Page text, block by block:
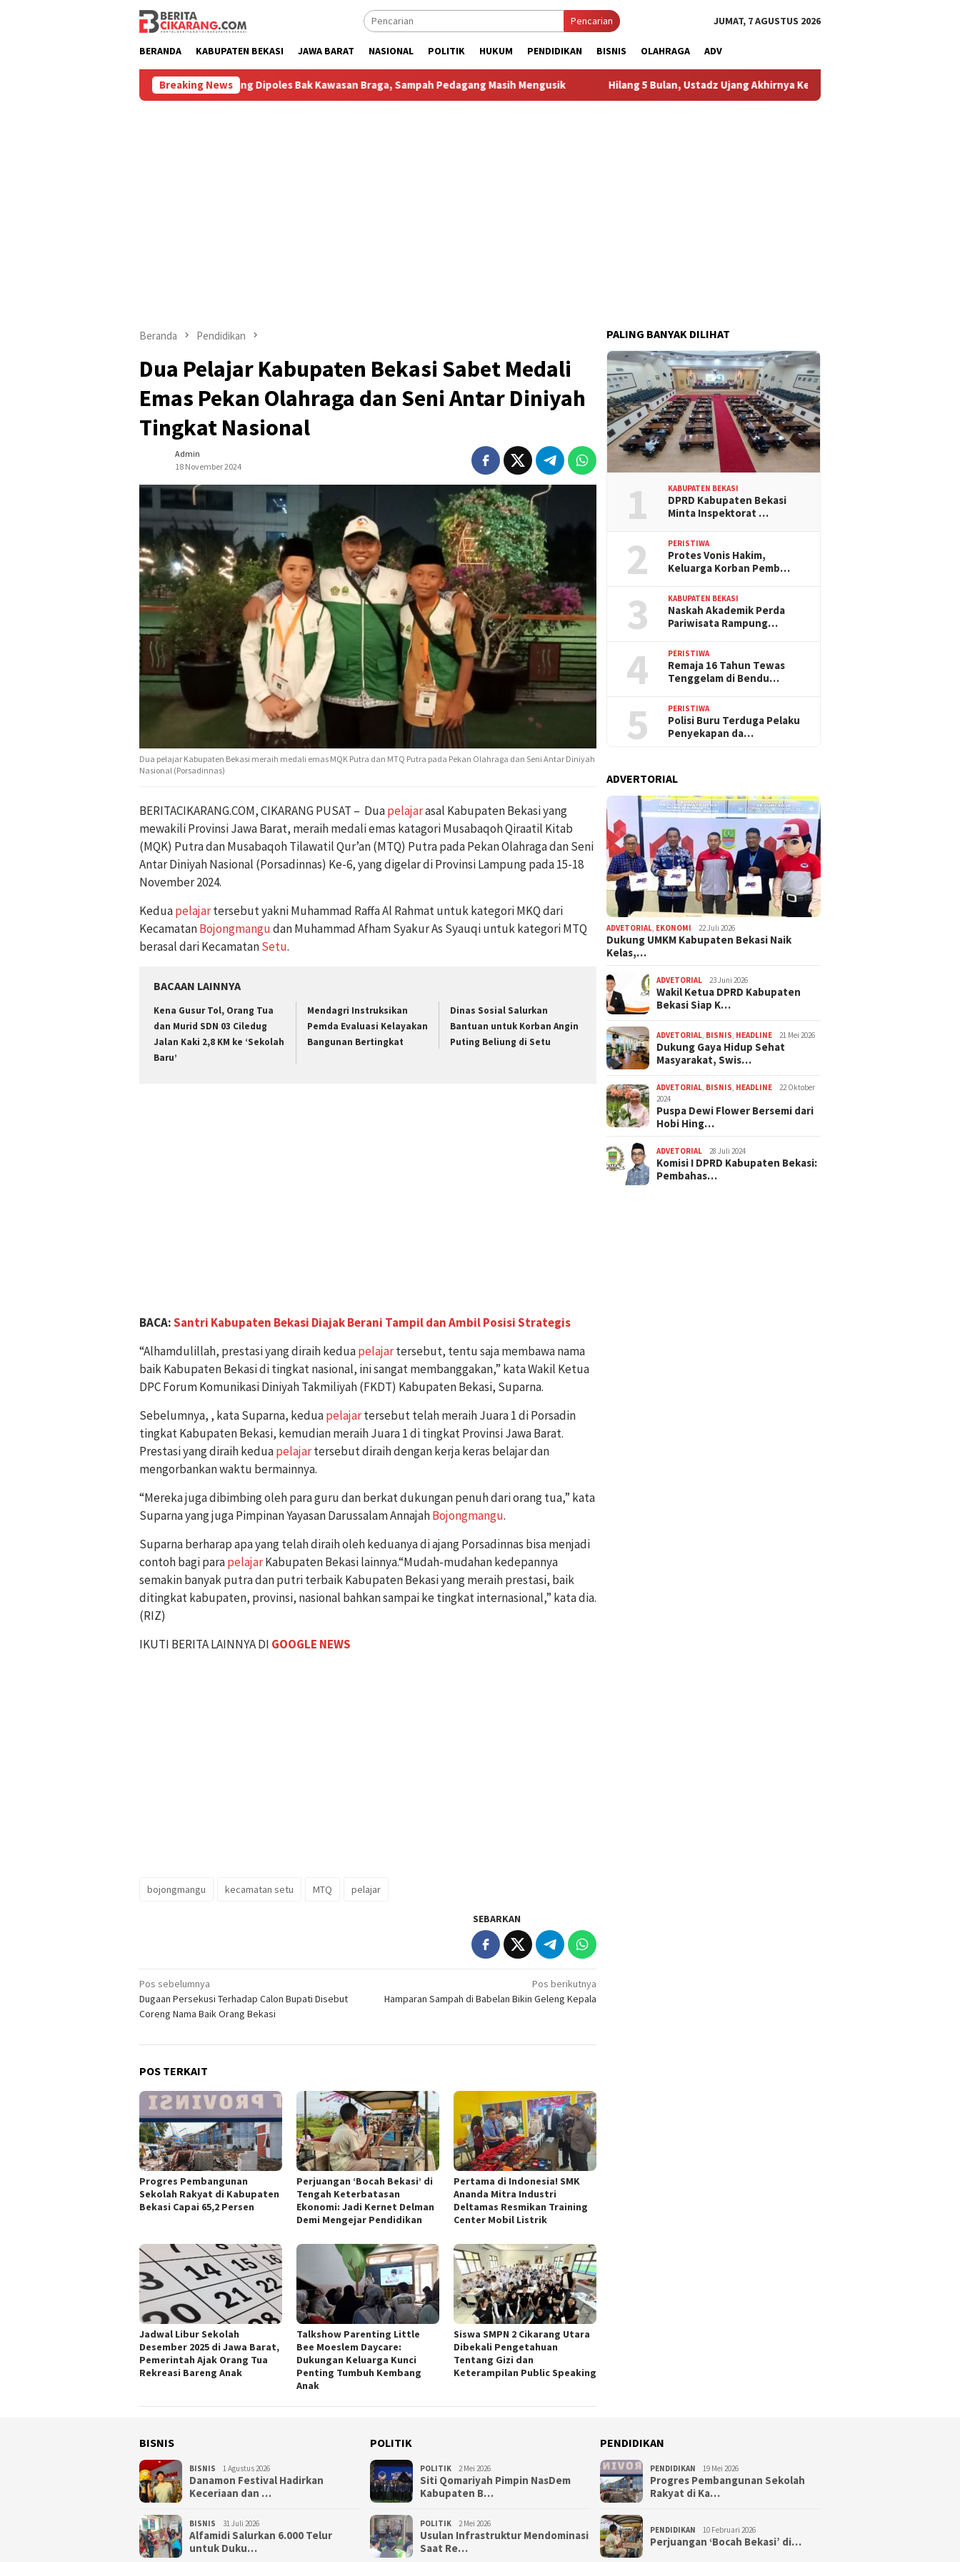
Pencarian JUMAT, 7 AGUSTUS 2026
BERANDA KABUPATEN BEKASI JAWA BARAT NASIONAL POLITIK HUKUM PENDIDIKAN BISNIS OLAHRAGA ADV
Breaking News
Pasar Baru Cikarang Dipoles Bak Kawasan Braga, Sampah Pedagang Masih Mengusik Hilang 5 Bulan, Ustadz Ujang Akhirnya Kembali Melihat Motor Kesayangannya
Beranda Pendidikan
Dua Pelajar Kabupaten Bekasi Sabet Medali
Emas Pekan Olahraga dan Seni Antar Diniyah
Tingkat Nasional
Admin
18 November 2024
Dua pelajar Kabupaten Bekasi meraih medali emas MQK Putra dan MTQ Putra pada Pekan Olahraga dan Seni Antar Diniyah
Nasional (Porsadinnas)
BERITACIKARANG.COM, CIKARANG PUSAT – Duapelajarasal Kabupaten Bekasi yang
mewakili Provinsi Jawa Barat, meraih medali emas katagori Musabaqoh Qiraatil Kitab
(MQK) Putra dan Musabaqoh Tilawatil Qur’an (MTQ) Putra pada Pekan Olahraga dan Seni
Antar Diniyah Nasional (Porsadinnas) Ke-6, yang digelar di Provinsi Lampung pada 15-18
November 2024.
Keduapelajartersebut yakni Muhammad Raffa Al Rahmat untuk kategori MKQ dari
KecamatanBojongmangudan Muhammad Afham Syakur As Syauqi untuk kategori MTQ
berasal dari KecamatanSetu.
BACAAN LAINNYA
Kena Gusur Tol, Orang Tua
dan Murid SDN 03 Ciledug
Jalan Kaki 2,8 KM ke ‘Sekolah
Baru’
Mendagri Instruksikan
Pemda Evaluasi Kelayakan
Bangunan Bertingkat
Dinas Sosial Salurkan
Bantuan untuk Korban Angin
Puting Beliung di Setu
BACA:Santri Kabupaten Bekasi Diajak Berani Tampil dan Ambil Posisi Strategis
“Alhamdulillah, prestasi yang diraih keduapelajartersebut, tentu saja membawa nama
baik Kabupaten Bekasi di tingkat nasional, ini sangat membanggakan,” kata Wakil Ketua
DPC Forum Komunikasi Diniyah Takmiliyah (FKDT) Kabupaten Bekasi, Suparna.
Sebelumnya, , kata Suparna, keduapelajartersebut telah meraih Juara 1 di Porsadin
tingkat Kabupaten Bekasi, kemudian meraih Juara 1 di tingkat Provinsi Jawa Barat.
Prestasi yang diraih keduapelajartersebut diraih dengan kerja keras belajar dan
mengorbankan waktu bermainnya.
“Mereka juga dibimbing oleh para guru dan berkat dukungan penuh dari orang tua,” kata
Suparna yang juga Pimpinan Yayasan Darussalam AnnajahBojongmangu.
Suparna berharap apa yang telah diraih oleh keduanya di ajang Porsadinnas bisa menjadi
contoh bagi parapelajarKabupaten Bekasi lainnya.“Mudah-mudahan kedepannya
semakin banyak putra dan putri terbaik Kabupaten Bekasi yang meraih prestasi, baik
ditingkat kabupaten, provinsi, nasional bahkan sampai ke tingkat internasional,” kata dia.
(RIZ)
IKUTI BERITA LAINNYA DI GOOGLE NEWS
bojongmangu kecamatan setu MTQ pelajar
SEBARKAN
Navigasi
pos
Pos sebelumnya
Dugaan Persekusi Terhadap Calon Bupati Disebut
Coreng Nama Baik Orang Bekasi
Pos berikutnya
Hamparan Sampah di Babelan Bikin Geleng Kepala
POS TERKAIT
Progres Pembangunan
Sekolah Rakyat di Kabupaten
Bekasi Capai 65,2 Persen
Perjuangan ‘Bocah Bekasi’ di
Tengah Keterbatasan
Ekonomi: Jadi Kernet Delman
Demi Mengejar Pendidikan
Pertama di Indonesia! SMK
Ananda Mitra Industri
Deltamas Resmikan Training
Center Mobil Listrik
Jadwal Libur Sekolah
Desember 2025 di Jawa Barat,
Pemerintah Ajak Orang Tua
Rekreasi Bareng Anak
Talkshow Parenting Little
Bee Moeslem Daycare:
Dukungan Keluarga Kunci
Penting Tumbuh Kembang
Anak
Siswa SMPN 2 Cikarang Utara
Dibekali Pengetahuan
Tentang Gizi dan
Keterampilan Public Speaking
PALING BANYAK DILIHAT
1 KABUPATEN BEKASI
DPRD Kabupaten Bekasi
Minta Inspektorat …
2 PERISTIWA
Protes Vonis Hakim,
Keluarga Korban Pemb…
3 KABUPATEN BEKASI
Naskah Akademik Perda
Pariwisata Rampung…
4 PERISTIWA
Remaja 16 Tahun Tewas
Tenggelam di Bendu…
5 PERISTIWA
Polisi Buru Terduga Pelaku
Penyekapan da…
ADVERTORIAL
ADVETORIAL EKONOMI 22 Juli 2026
Dukung UMKM Kabupaten Bekasi Naik
Kelas,…
ADVETORIAL 23 Juni 2026
Wakil Ketua DPRD Kabupaten
Bekasi Siap K…
ADVETORIAL BISNIS HEADLINE 21 Mei 2026
Dukung Gaya Hidup Sehat
Masyarakat, Swis…
ADVETORIAL BISNIS HEADLINE
22 Oktober
2024
Puspa Dewi Flower Bersemi dari
Hobi Hing…
ADVETORIAL 28 Juli 2024
Komisi I DPRD Kabupaten Bekasi:
Pembahas…
BISNIS
BISNIS 1 Agustus 2026
Danamon Festival Hadirkan
Keceriaan dan …
BISNIS 31 Juli 2026
Alfamidi Salurkan 6.000 Telur
untuk Duku…
POLITIK
POLITIK 2 Mei 2026
Siti Qomariyah Pimpin NasDem
Kabupaten B…
POLITIK 2 Mei 2026
Usulan Infrastruktur Mendominasi
Saat Re…
PENDIDIKAN
PENDIDIKAN 19 Mei 2026
Progres Pembangunan Sekolah
Rakyat di Ka…
PENDIDIKAN 10 Februari 2026
Perjuangan ‘Bocah Bekasi’ di…